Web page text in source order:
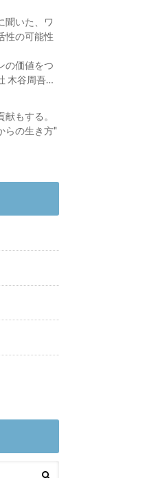
聞いた、ワ
性の可能性
の価値をつ
木谷周吾さ
もする。
らの生き方"